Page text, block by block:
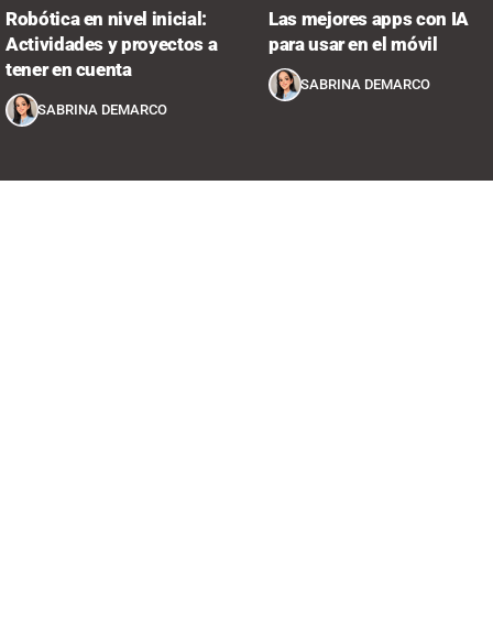
Robótica en nivel inicial:
Actividades y proyectos a
tener en cuenta
SABRINA DEMARCO
Las mejores apps con IA
para usar en el móvil
SABRINA DEMARCO